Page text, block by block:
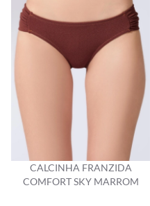
CALCINHA FRANZIDA
COMFORT SKY MARROM